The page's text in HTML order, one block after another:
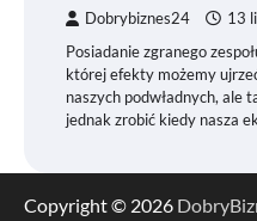
Dobrybiznes24 13
Posiadanie zgranego
której efekty możemy
naszych podwładnych, ale
jednak zrobić kiedy nasza
Copyright © 2026